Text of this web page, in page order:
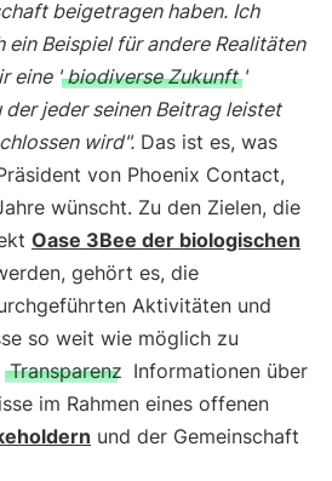
beigetragen haben. Ich
ein Beispiel für andere Realitäten
eine ' biodiverse Zukunft '
der jeder seinen Beitrag leistet
wird". Das ist es, was
von Phoenix Contact,
wünscht. Zu den Zielen, die
Oase 3Bee der biologischen
gehört es, die
Aktivitäten und
so weit wie möglich zu
Transparenz Informationen über
im Rahmen eines offenen
und der Gemeinschaft